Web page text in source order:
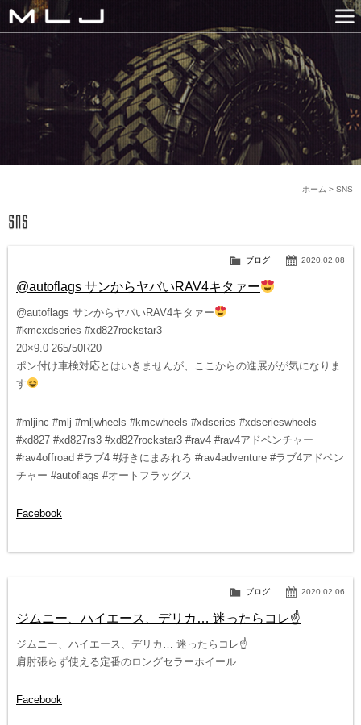
MLJ / Lexani(レクサーニ
GALLERY
SNS
NEWS
COMPANY
HISTORY
CONTACT US
LINK
SNS
ホーム >
2020.02.08
ブログ
@autoflags サンからヤバいRAV4キタァー
@autoflags サンからヤバいRAV4キタァー
#kmcxdseries #xd827rockstar3
20×9.0 265/50R20
ポン付け車検対応とはいきませんが、ここからの進展がが気になりま
す
#mljinc #mlj #mljwheels #kmcwheels #xdseries #xdserieswheels
#xd827 #xd827rs3 #xd827rockstar3 #rav4 #rav4アドベンチャー
#rav4offroad #ラブ4 #好きにまみれろ #rav4adventure #ラブ4アドベン
チャー #autoflags #オートフラッグス
Facebook
2020.02.06
ブログ
ジムニー、ハイエース、デリカ… 迷ったらコレ☝️
ジムニー、ハイエース、デリカ… 迷ったらコレ☝️
肩肘張らず使える定番のロングセラーホイール
Facebook